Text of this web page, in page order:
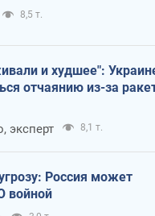
8,5 т.
и худшее":
отчаянию из-за
эксперт 8,1 т.
Россия может
войной